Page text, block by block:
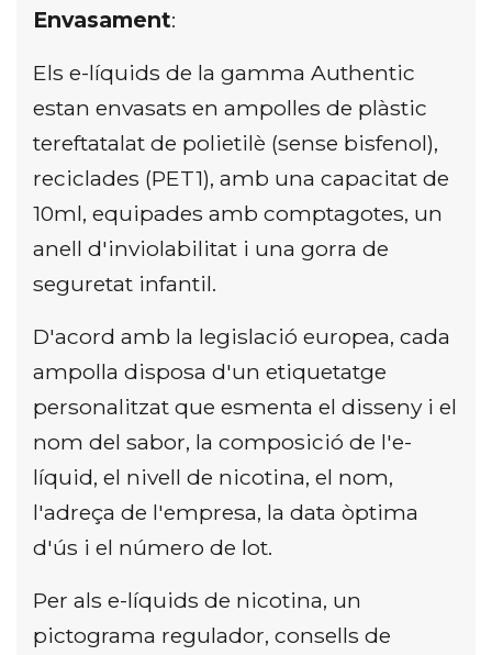
Envasament:
Els e-líquids de la gamma Authentic
estan envasats en ampolles de plàstic
tereftatalat de polietilè (sense bisfenol),
reciclades (PET1), amb una capacitat de
10ml, equipades amb comptagotes, un
anell d'inviolabilitat i una gorra de
seguretat infantil.
D'acord amb la legislació europea, cada
ampolla disposa d'un etiquetatge
personalitzat que esmenta el disseny i el
nom del sabor, la composició de l'e-
líquid, el nivell de nicotina, el nom,
l'adreça de l'empresa, la data òptima
d'ús i el número de lot.
Per als e-líquids de nicotina, un
pictograma regulador, consells de